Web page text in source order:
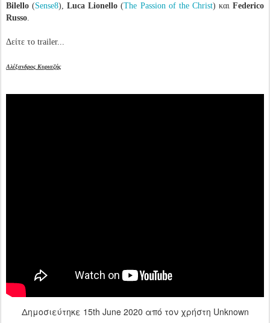
Bilello (Sense8),Luca Lionello (The Passion of the Christ) καιFederico
Russo.
Δείτε το trailer...
Αλέξανδρος Κυριαζής
Δημοσιεύτηκε 15th June 2020 από τον χρήστη Unknown